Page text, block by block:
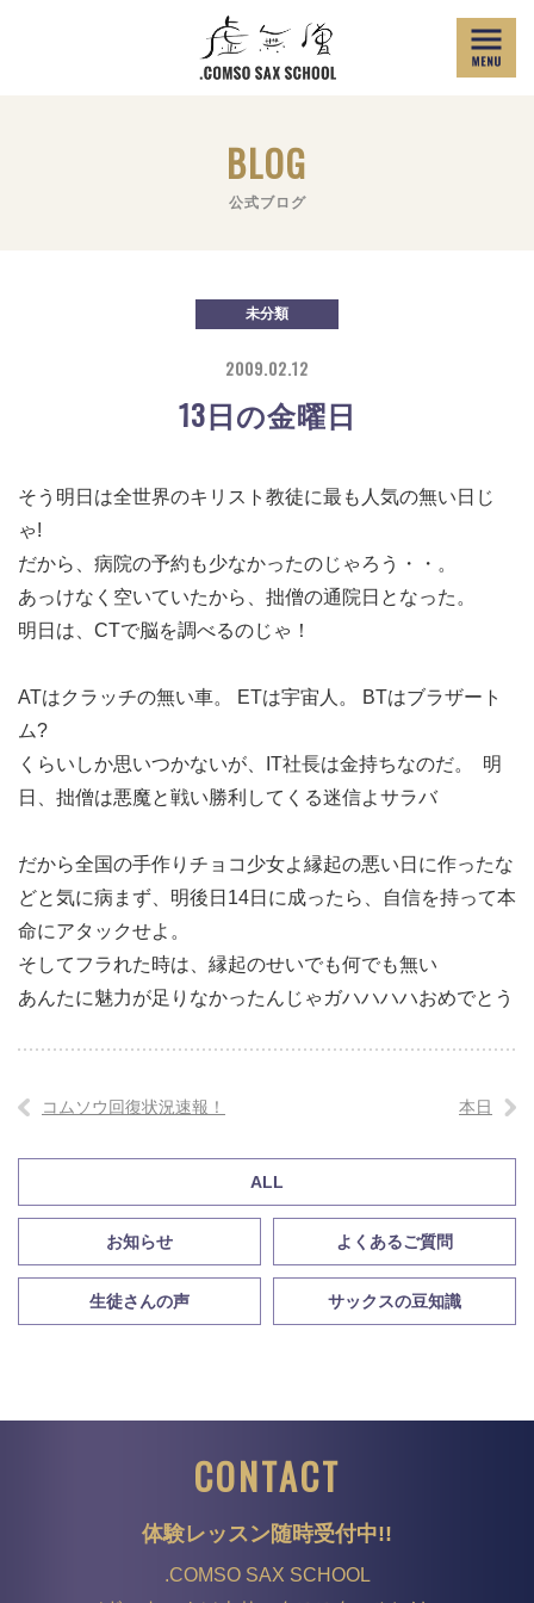
BLOG
公式ブログ
未分類
2009.02.12
13日の金曜日
そう 明日は全世界のキリスト教徒に最も人気の無い日じ
ゃ!
だから、病院の予約も少なかったのじゃろう・・。
あっけなく空いていたから、拙僧の通院日となった。
明日は、CTで脳を調べるのじゃ！
ATはクラッチの無い車。 ETは宇宙人。 BTはブラザート
ム?
くらいしか思いつかないが、IT社長は金持ちなのだ。 明
日、拙僧は悪魔と戦い勝利してくる迷信よサラバ
だから全国の手作りチョコ少女よ縁起の悪い日に作ったな
どと気に病まず、明後日14日に成ったら、自信を持って本
命にアタックせよ。
そしてフラれた時は、縁起のせいでも何でも無い
あんたに魅力が足りなかったんじゃ ガハハハハおめでとう
コムソウ回復状況速報！ 本日
ALL
お知らせ よくあるご質問
生徒さんの声 サックスの豆知識
CONTACT
体験レッスン随時受付中!!
.COMSO SAX SCHOOL